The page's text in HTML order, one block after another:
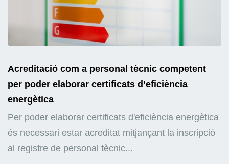
Acreditació com a personal tècnic competent
per poder elaborar certificats d’eficiència
energètica
Per poder elaborar certificats d'eficiència energètica
és necessari estar acreditat mitjançant la inscripció
al registre de personal tècnic...